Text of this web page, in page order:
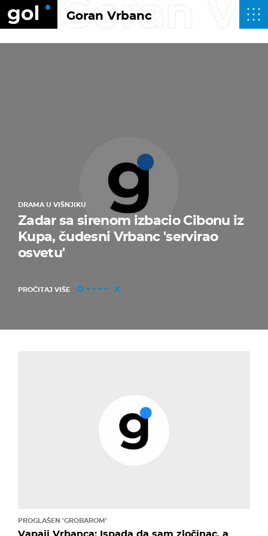
Goran Vrbanc
Goran
DRAMA U VIŠNJIKU
Zadar sa sirenom izbacio Cibonu iz
Kupa, čudesni Vrbanc 'servirao
osvetu'
PROČITAJ VIŠE
PROGLAŠEN 'GROBAROM'